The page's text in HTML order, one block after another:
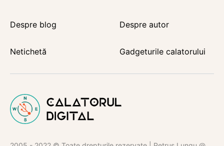
Despre blog Despre autor
Netichetă Gadgeturile calatorului